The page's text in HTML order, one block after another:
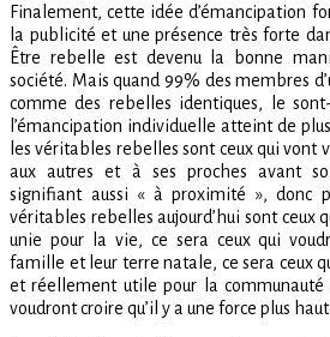
Finalement, cette idée d’émancipation
la publicité et une présence très forte
Être rebelle est devenu la bonne
société. Mais quand 99% des membres
comme des rebelles identiques, le
l’émancipation individuelle atteint de
les véritables rebelles sont ceux qui vont
aux autres et à ses proches avant
signifiant aussi « à proximité », donc
véritables rebelles aujourd’hui sont ceux
unie pour la vie, ce sera ceux qui
famille et leur terre natale, ce sera ceux
et réellement utile pour la communauté
voudront croire qu’il y a une force plus